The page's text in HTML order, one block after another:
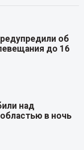
об
до 16
над
в ночь